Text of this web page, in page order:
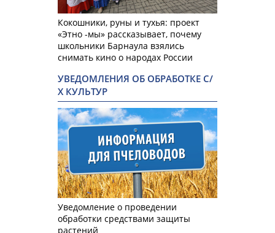
Кокошники, руны и тухья: проект
«Этно -мы» рассказывает, почему
школьники Барнаула взялись
снимать кино о народах России
УВЕДОМЛЕНИЯ ОБ ОБРАБОТКЕ С/
Х КУЛЬТУР
Уведомление о проведении
обработки средствами защиты
растений